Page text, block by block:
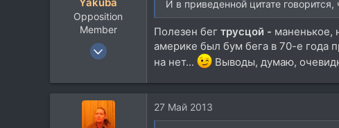
Opposition
Member
31 Мар 2008
5.526
И в приведенной цитате говорится,
Полезен бег трусцой - маненькое,
америке был бум бега в 70-е года
на нет...
Выводы, думаю,
27 Май 2013